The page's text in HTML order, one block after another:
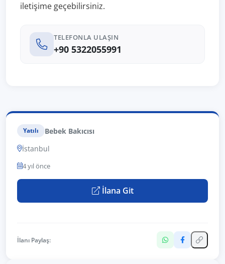
iletişime geçebilirsiniz.
TELEFONLA ULAŞIN
+90 5322055991
Yatılı
Bebek Bakıcısı
İstanbul
4 yıl önce
İlana Git
İlanı Paylaş: